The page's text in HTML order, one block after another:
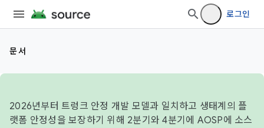
로그인
문서
2026년부터 트렁크 안정 개발 모델과 일치하고 생태계의 플
랫폼 안정성을 보장하기 위해 2분기와 4분기에 AOSP에 소스